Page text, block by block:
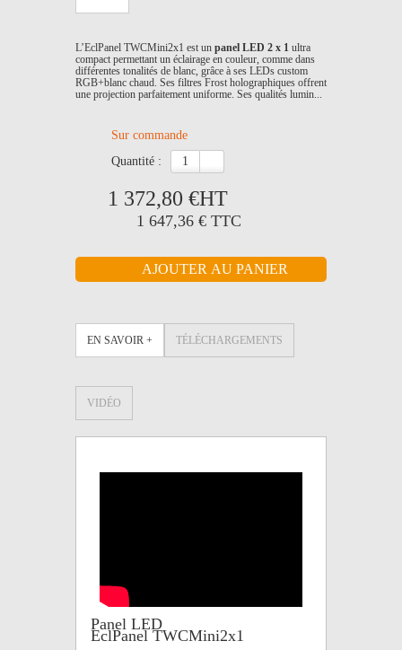
L’EclPanel TWCMini2x1 est un panel LED 2 x 1 ultra
compact permettant un éclairage en couleur, comme dans
différentes tonalités de blanc, grâce à ses LEDs custom
RGB+blanc chaud. Ses filtres Frost holographiques offrent
une projection parfaitement uniforme. Ses qualités lumin...
Sur commande
quantité :
1 372,80 €HT
1 647,36 € TTC
EN SAVOIR + TÉLÉCHARGEMENTS
VIDÉO
Panel LED
EclPanel TWCMini2x1